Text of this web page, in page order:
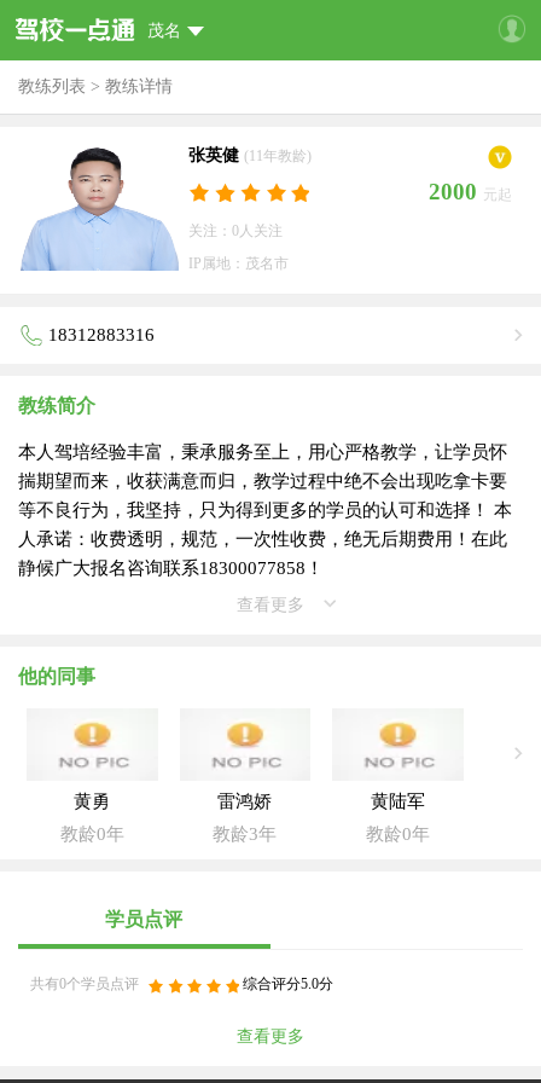
茂名
教练列表 > 教练详情
张英健 (11年教龄)
2000 元起
关注：0人关注
IP属地：茂名市
18312883316
教练简介
本人驾培经验丰富，秉承服务至上，用心严格教学，让学员怀
揣期望而来，收获满意而归，教学过程中绝不会出现吃拿卡要
等不良行为，我坚持，只为得到更多的学员的认可和选择！ 本
人承诺：收费透明，规范，一次性收费，绝无后期费用！在此
静候广大报名咨询联系18300077858！
查看更多
他的同事
黄勇
教龄0年
雷鸿娇
教龄3年
黄陆军
教龄0年
学员点评
共有0个学员点评 综合评分5.0分
查看更多